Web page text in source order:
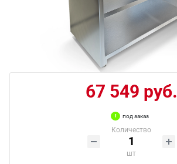
67 549 руб.
под заказ
Количество
шт